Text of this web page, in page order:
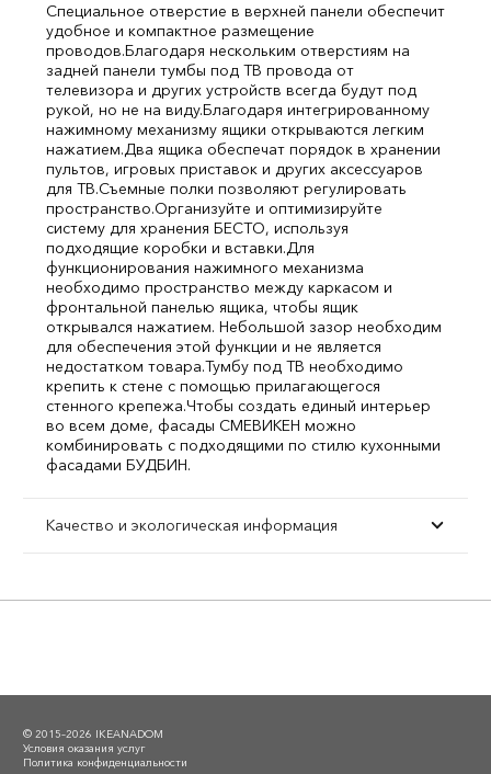
Специальное отверстие в верхней панели обеспечит
удобное и компактное размещение
проводов.Благодаря нескольким отверстиям на
задней панели тумбы под ТВ провода от
телевизора и других устройств всегда будут под
рукой, но не на виду.Благодаря интегрированному
нажимному механизму ящики открываются легким
нажатием.Два ящика обеспечат порядок в хранении
пультов, игровых приставок и других аксессуаров
для ТВ.Съемные полки позволяют регулировать
пространство.Организуйте и оптимизируйте
систему для хранения БЕСТО, используя
подходящие коробки и вставки.Для
функционирования нажимного механизма
необходимо пространство между каркасом и
фронтальной панелью ящика, чтобы ящик
открывался нажатием. Небольшой зазор необходим
для обеспечения этой функции и не является
недостатком товара.Тумбу под ТВ необходимо
крепить к стене с помощью прилагающегося
стенного крепежа.Чтобы создать единый интерьер
во всем доме, фасады СМЕВИКЕН можно
комбинировать с подходящими по стилю кухонными
фасадами БУДБИН.
Качество и экологическая информация
© 2015–2026 IKEANADOM
Условия оказания услуг
Политика конфиденциальности